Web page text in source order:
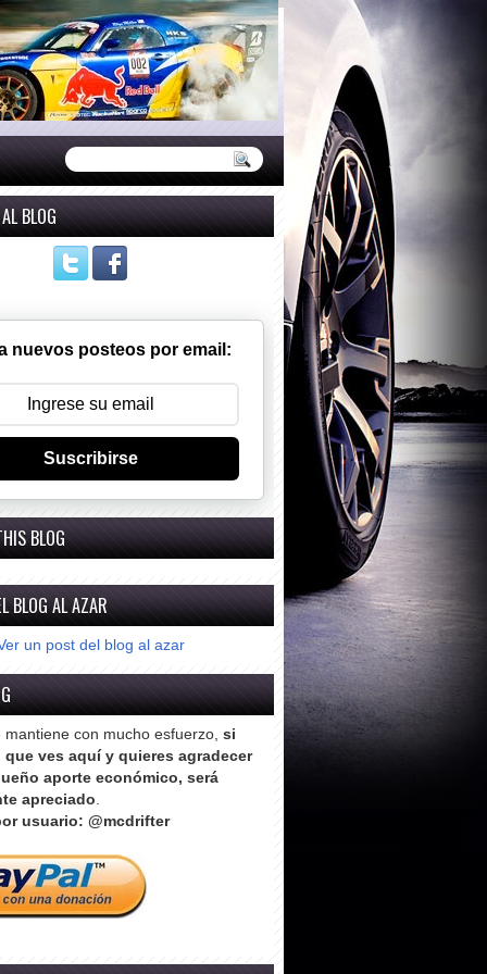
BLOG
nuevos posteos por email:
Suscribirse
BLOG
BLOG AL AZAR
un post del blog al azar
mantiene con mucho esfuerzo, si
ves aquí y quieres agradecer
aporte económico, será
apreciado.
usuario: @mcdrifter